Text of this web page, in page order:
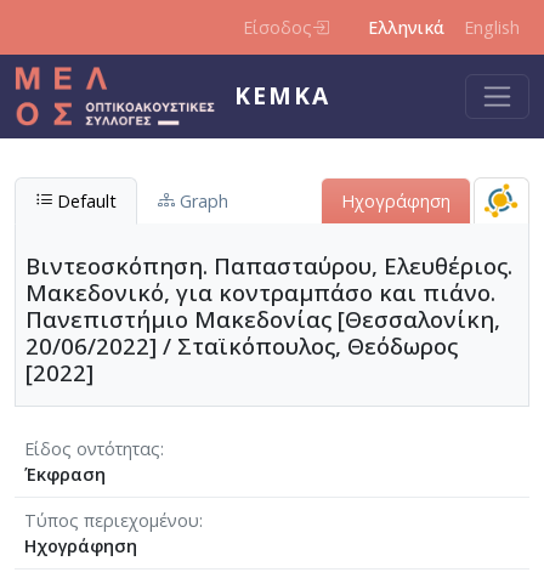
Είσοδος Ελληνικά English
ΚΕΜΚΑ
Default Graph Ηχογράφηση
Βιντεοσκόπηση. Παπασταύρου, Ελευθέριος.
Μακεδονικό, για κοντραμπάσο και πιάνο.
Πανεπιστήμιο Μακεδονίας [Θεσσαλονίκη,
20/06/2022] / Σταϊκόπουλος, Θεόδωρος
[2022]
Είδος οντότητας
Έκφραση
Τύπος περιεχομένου
Ηχογράφηση